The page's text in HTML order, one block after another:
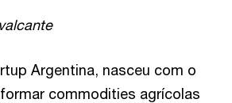
Argentina, nasceu com o
commodities agrícolas